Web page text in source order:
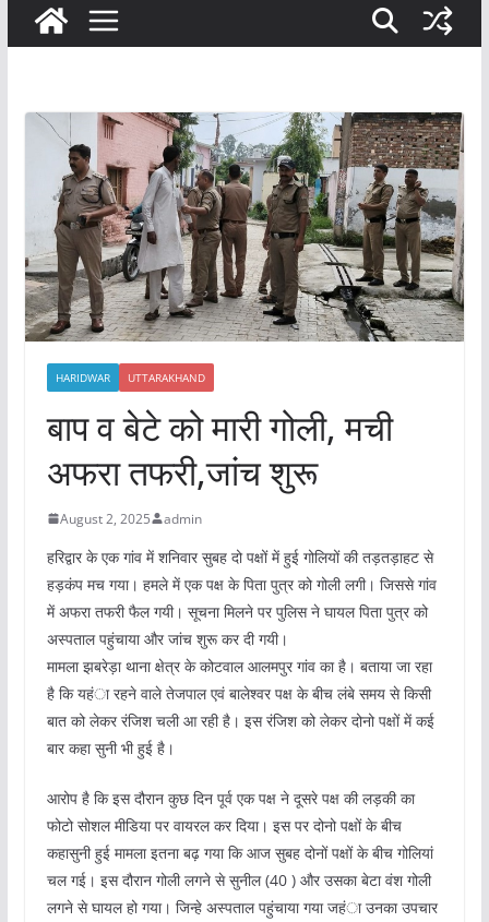
HARIDWAR UTTARAKHAND
बाप व बेटे को मारी गोली, मची
अफरा तफरी,जांच शुरू
August 2, 2025 admin
हरिद्वार के एक गांव में शनिवार सुबह दो पक्षों में हुई गोलियों की तड़तड़ाहट से
हड़कंप मच गया। हमले में एक पक्ष के पिता पुत्र को गोली लगी। जिससे गांव
में अफरा तफरी फैल गयी। सूचना मिलने पर पुलिस ने घायल पिता पुत्र को
अस्पताल पहुंचाया और जांच शुरू कर दी गयी।
मामला झबरेड़ा थाना क्षेत्र के कोटवाल आलमपुर गांव का है। बताया जा रहा
है कि यहंा रहने वाले तेजपाल एवं बालेश्वर पक्ष के बीच लंबे समय से किसी
बात को लेकर रंजिश चली आ रही है। इस रंजिश को लेकर दोनो पक्षों में कई
बार कहा सुनी भी हुई है।
आरोप है कि इस दौरान कुछ दिन पूर्व एक पक्ष ने दूसरे पक्ष की लड़की का
फोटो सोशल मीडिया पर वायरल कर दिया। इस पर दोनो पक्षों के बीच
कहासुनी हुई मामला इतना बढ़ गया कि आज सुबह दोनों पक्षों के बीच गोलियां
चल गई। इस दौरान गोली लगने से सुनील (40 ) और उसका बेटा वंश गोली
लगने से घायल हो गया। जिन्हे अस्पताल पहुंचाया गया जहंा उनका उपचार